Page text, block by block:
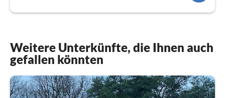
Weitere Unterkünfte, die Ihnen auch
gefallen könnten